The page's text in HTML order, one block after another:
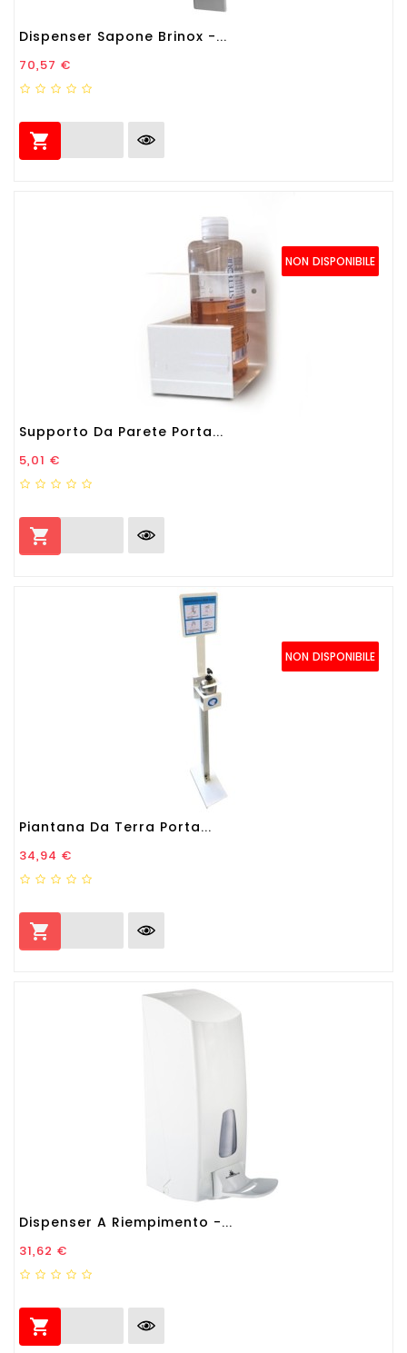
Dispenser Sapone Brinox -...
Prezzo
70,57 €

NON DISPONIBILE
Supporto Da Parete Porta...
Prezzo
5,01 €

NON DISPONIBILE
Piantana Da Terra Porta...
Prezzo
34,94 €

Dispenser A Riempimento -...
Prezzo
31,62 €
